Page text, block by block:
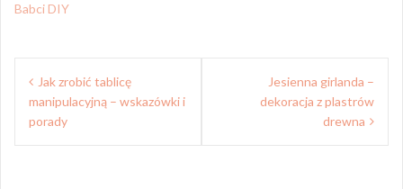
Babci DIY
Nawigacja
wpisu
Jak zrobić tablicę
manipulacyjną – wskazówki i
porady
Jesienna girlanda –
dekoracja z plastrów
drewna